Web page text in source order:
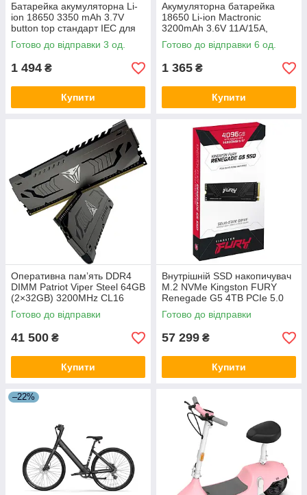
Батарейка акумуляторна Li-
ion 18650 3350 mAh 3.7V
button top стандарт IEC для
портативної електроніки з
випуклим контактом plus DC
Готово до відправки 3 од.
1 494 ₴
Купити
Акумуляторна батарейка
18650 Li-ion Mactronic
3200mAh 3.6V 11A/15A,
випуклий плюс
Готово до відправки 6 од.
1 365 ₴
Купити
Оперативна памʼять DDR4
DIMM Patriot Viper Steel 64GB
(2×32GB) 3200MHz CL16
1.35V XMP Dual Channel з
алюмінієвим радіатором
Готово до відправки
41 500 ₴
Купити
Внутрішній SSD накопичувач
M.2 NVMe Kingston FURY
Renegade G5 4TB PCIe 5.0
x4 2280 3D TLC до
14800MB/s SM2508
Готово до відправки
57 299 ₴
Купити
–22%